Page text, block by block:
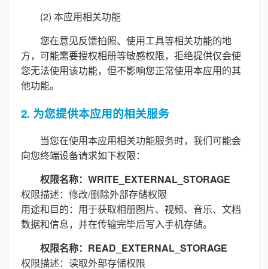
(2) 本应用相关功能
您在意见反馈拍照、使用工具等相关功能的地
方，可能需要授权相册等敏感权限，拒绝提供仅会使
您无法使用该功能，但不影响您正常使用本应用的其
他功能。
2. 为您提供本应用的相关服务
当您在使用本应用相关功能服务时，我们可能会
向您终端设备请求如下权限：
权限名称：WRITE_EXTERNAL_STORAGE
权限描述：修改/删除外部存储权限
用途和目的：用于获取相册图片、视频、音乐、文档
数据和信息，并在传输完毕后写入手机存储。
权限名称：READ_EXTERNAL_STORAGE
权限描述：读取外部存储权限